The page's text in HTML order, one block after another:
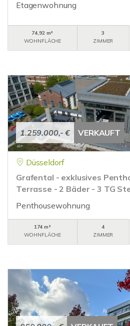
Etagenwohnung
74,92 m²
WOHNFLÄCHE
3
ZIMMER
1.259.000,- € VERKAUFT
Düsseldorf
Grafental - exklusives
Terrasse - 2 Bäder - 3 TG
Penthousewohnung
174 m²
WOHNFLÄCHE
4
ZIMMER